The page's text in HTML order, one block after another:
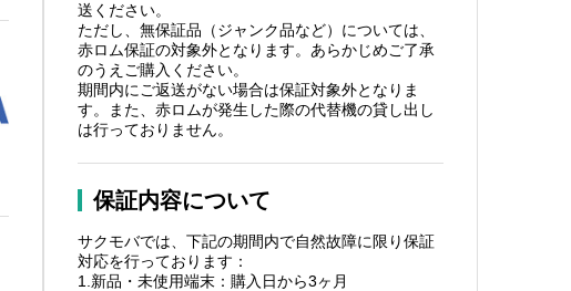
送ください。
ただし、無保証品（ジャンク品など）については、
赤ロム保証の対象外となります。あらかじめご了承
のうえご購入ください。
期間内にご返送がない場合は保証対象外となりま
す。また、赤ロムが発生した際の代替機の貸し出し
は行っておりません。
保証内容について
サクモバでは、下記の期間内で自然故障に限り保証
対応を行っております：
1.新品・未使用端末：購入日から3ヶ月